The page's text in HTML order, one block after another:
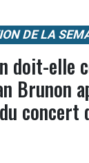
DE LA
doit-elle
Brunon
concert